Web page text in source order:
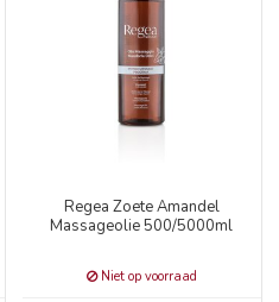
Regea Zoete Amandel
Massageolie 500/5000ml
Niet op voorraad